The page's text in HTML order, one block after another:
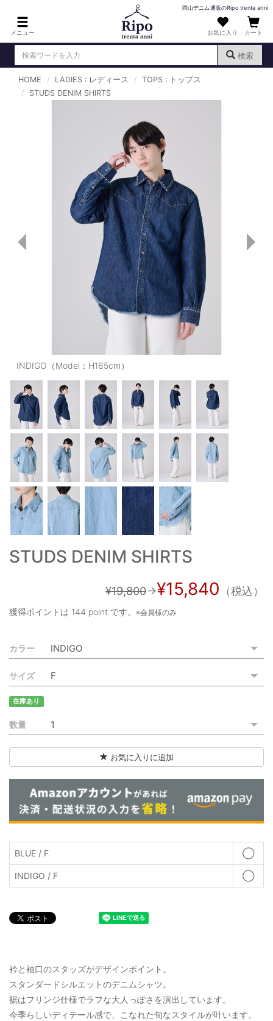
メニュー
岡山デニム通販のRipo trenta anni
お気に入り カート
検索
ログイン （ 新規会員登録
PANTS : パンツ
TOPS : トップス
T-SHIRT : Tシャツ
KNIT : ニット
SHIRT : シャツ
OUTERS : アウター
LADIES : レディース
PANTS/SKIRT : パンツ・スカート
TOPS : トップス
OUTERS : アウター
OUTLET : アウトレット
MENS : メンズ
LADIES : レディース
新規会員登録
お買い物カゴ
ご利用ガイド
ご利用規約
HOME LADIES : レディース
TOPS : トップス
STUDS DENIM SHIRTS
INDIGO（Model：H165cm）
STUDS DENIM SHIRTS
¥19,800→¥15,840 （税込）
獲得ポイントは 144 point です。 ※会員様のみ
カラー
サイズ
在庫あり
数量
お気に入りに追加
BLUE / F ◯
INDIGO / F ◯
衿と袖口のスタッズがデザインポイント。
スタンダードシルエットのデニムシャツ。
裾はフリンジ仕様でラフな大人っぽさを演出しています。
今季らしいディテール感で、こなれた旬なスタイルが叶います。